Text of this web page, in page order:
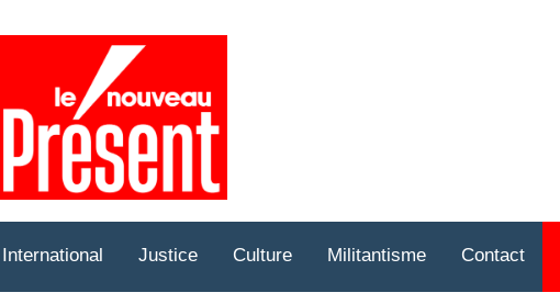
International Justice Culture Militantisme Contact